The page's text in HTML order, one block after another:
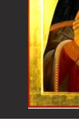
Sfântul